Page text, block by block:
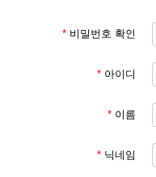
* 비밀번호 확인
* 아이디
* 이름
* 닉네임